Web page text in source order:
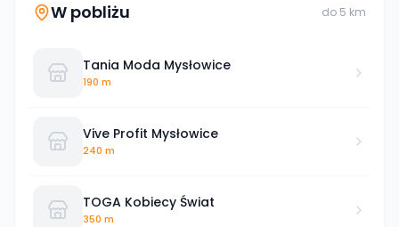
W pobliżu do 5 km
Tania Moda Mysłowice
190 m
Vive Profit Mysłowice
240 m
TOGA Kobiecy Świat
350 m